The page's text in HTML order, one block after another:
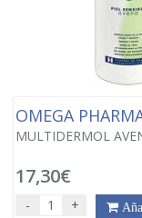
OMEGA
MULTIDERMOL
17,30€
- +